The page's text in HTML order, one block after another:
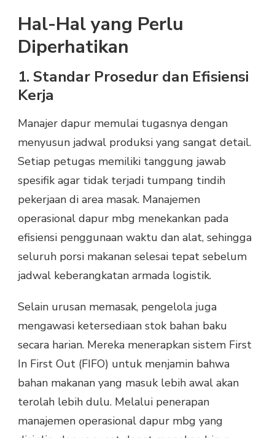
Hal-Hal yang Perlu
Diperhatikan
1. Standar Prosedur dan Efisiensi
Kerja
Manajer dapur memulai tugasnya dengan
menyusun jadwal produksi yang sangat detail.
Setiap petugas memiliki tanggung jawab
spesifik agar tidak terjadi tumpang tindih
pekerjaan di area masak. Manajemen
operasional dapur mbg menekankan pada
efisiensi penggunaan waktu dan alat, sehingga
seluruh porsi makanan selesai tepat sebelum
jadwal keberangkatan armada logistik.
Selain urusan memasak, pengelola juga
mengawasi ketersediaan stok bahan baku
secara harian. Mereka menerapkan sistem First
In First Out (FIFO) untuk menjamin bahwa
bahan makanan yang masuk lebih awal akan
terolah lebih dulu. Melalui penerapan
manajemen operasional dapur mbg yang